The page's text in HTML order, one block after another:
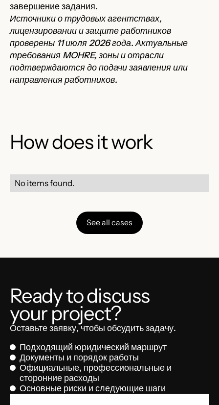
завершение задания.
Источники о трудовых агентствах,
лицензировании и защите работников
проверены 11 июля 2026 года. Актуальные
требования MOHRE, зоны и отрасли
подтверждаются до подачи заявления или
направления работников.
How does it work
No items found.
See all cases
Ready to discuss
your project?
Оставьте заявку, чтобы обсудить задачу.
Подходящий юридический маршрут
Документы и порядок работы
Официальные, профессиональные и
сторонние расходы
Основные риски и следующие шаги